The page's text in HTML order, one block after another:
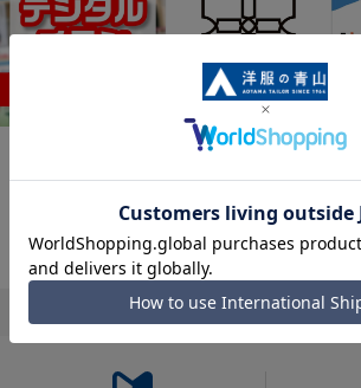
人気アイテムやおす
ク“が満載のチラシが
Webでも見られる！
スーツスクエア
ビジネスウェアがな
ランドが一体となっ
た新感覚の複合型ス
トアです
や